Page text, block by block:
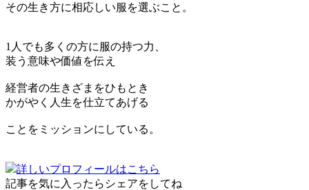
その生き方に相応しい服を選ぶこと。
1人でも多くの方に服の持つ力、
装う意味や価値を伝え
経営者の生きざまをひもとき
かがやく人生を仕立てあげる
ことをミッションにしている。
詳しいプロフィールはこちら
記事を気に入ったらシェアをしてね